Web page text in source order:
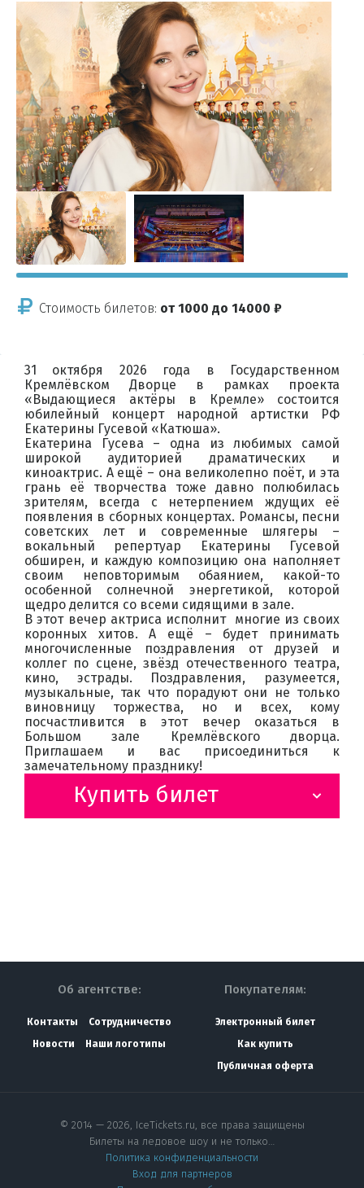
Стоимость билетов: от 1000 до 14000 ₽
31 октября 2026 года в Государственном
Кремлёвском Дворце в рамках проекта
«Выдающиеся актёры в Кремле» состоится
юбилейный концерт народной артистки РФ
Екатерины Гусевой «Катюша».
Екатерина Гусева – одна из любимых самой
широкой аудиторией драматических и
киноактрис. А ещё – она великолепно поёт, и эта
грань её творчества тоже давно полюбилась
зрителям, всегда с нетерпением ждущих её
появления в сборных концертах. Романсы, песни
советских лет и современные шлягеры –
вокальный репертуар Екатерины Гусевой
обширен, и каждую композицию она наполняет
своим неповторимым обаянием, какой-то
особенной солнечной энергетикой, которой
щедро делится со всеми сидящими в зале.
В этот вечер актриса исполнит многие из своих
коронных хитов. А ещё – будет принимать
многочисленные поздравления от друзей и
коллег по сцене, звёзд отечественного театра,
кино, эстрады. Поздравления, разумеется,
музыкальные, так что порадуют они не только
виновницу торжества, но и всех, кому
посчастливится в этот вечер оказаться в
Большом зале Кремлёвского дворца.
Приглашаем и вас присоединиться к
замечательному празднику!
Купить билет
Об агентстве:
Контакты
Сотрудничество
Новости
Наши логотипы
Покупателям:
Электронный билет
Как купить
Публичная оферта
© 2014 — 2026, IceTickets.ru, все права защищены
Билеты на ледовое шоу и не только…
Политика конфиденциальности
Вход для партнеров